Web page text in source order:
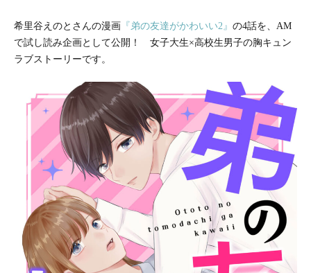
希里谷えのとさんの漫画 『弟の友達がかわいい2』 の4話を、AM
で試し読み企画として公開！ 女子大生×高校生男子の胸キュン
ラブストーリーです。